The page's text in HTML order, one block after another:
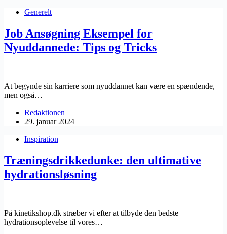
Generelt
Job Ansøgning Eksempel for
Nyuddannede: Tips og Tricks
At begynde sin karriere som nyuddannet kan være en spændende,
men også…
Redaktionen
29. januar 2024
Inspiration
Træningsdrikkedunke: den ultimative
hydrationsløsning
På kinetikshop.dk stræber vi efter at tilbyde den bedste
hydrationsoplevelse til vores…